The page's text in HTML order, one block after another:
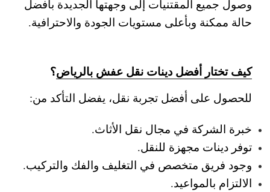
وصول جميع المقتنيات إلى وجهتها الجديدة بأفضل
حالة ممكنة وبأعلى مستويات الجودة والاحترافية.
كيف تختار أفضل دينات نقل عفش بالرياض؟
للحصول على أفضل تجربة نقل، يفضل التأكد من:
خبرة الشركة في مجال نقل الأثاث.
توفر دينات مجهزة للنقل.
وجود فريق متخصص في التغليف والفك والتركيب.
الالتزام بالمواعيد.